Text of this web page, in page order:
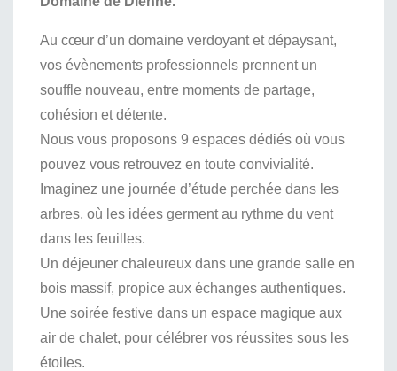
Au cœur d’un domaine verdoyant et dépaysant,
vos évènements professionnels prennent un
souffle nouveau, entre moments de partage,
cohésion et détente.
Nous vous proposons 9 espaces dédiés où vous
pouvez vous retrouvez en toute convivialité.
Imaginez une journée d’étude perchée dans les
arbres, où les idées germent au rythme du vent
dans les feuilles.
Un déjeuner chaleureux dans une grande salle en
bois massif, propice aux échanges authentiques.
Une soirée festive dans un espace magique aux
air de chalet, pour célébrer vos réussites sous les
étoiles.